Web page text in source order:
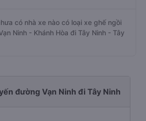
có nhà xe nào có loại xe ghế ngồi
Ninh - Khánh Hòa đi Tây Ninh - Tây
đường Vạn Ninh đi Tây Ninh